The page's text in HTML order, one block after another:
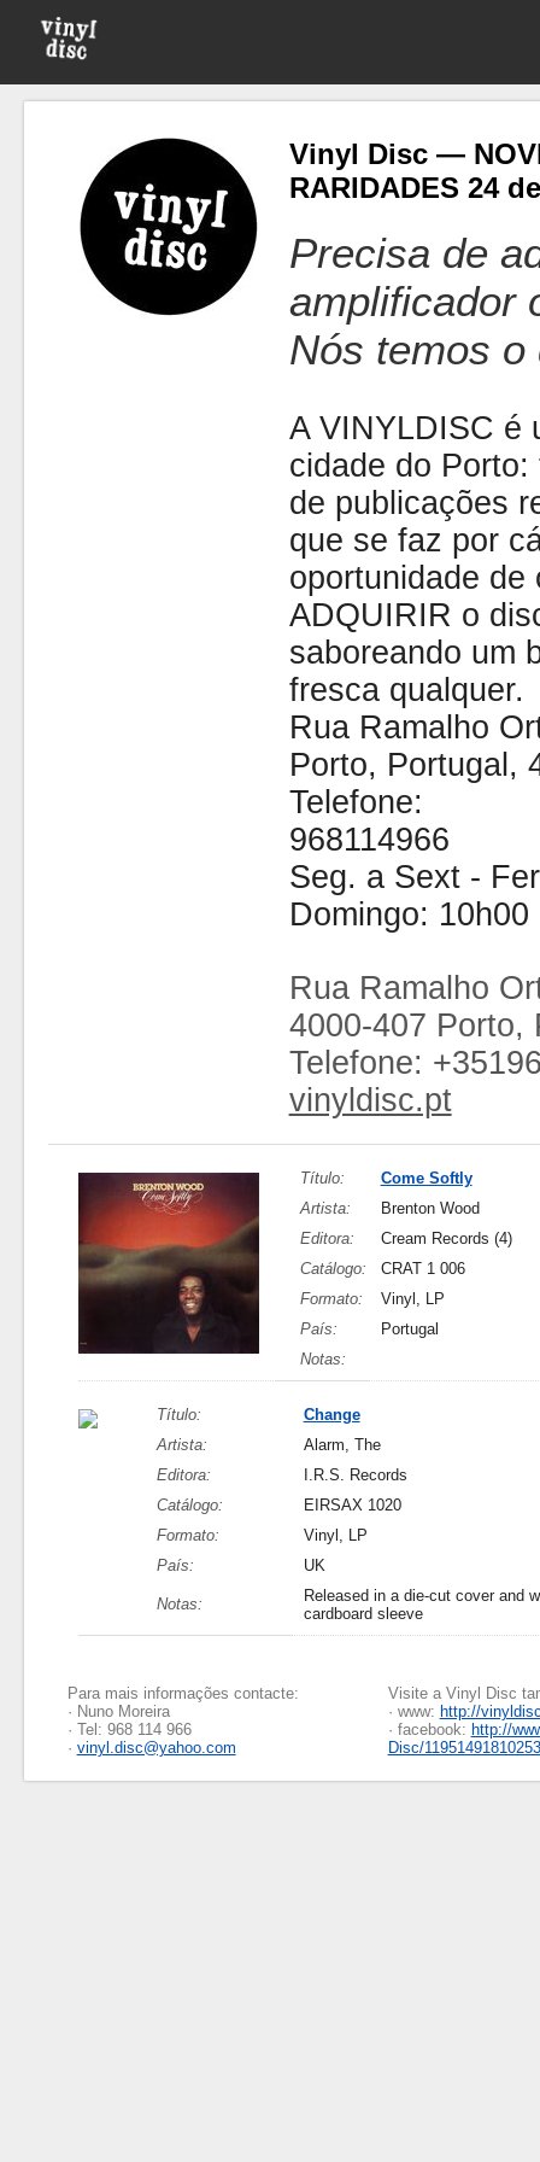
Vinyl Disc —
RARIDADES 24
Precisa de
amplificador
Nós temos o
A VINYLDISC é
cidade do
de publicações
que se faz por
oportunidade de
ADQUIRIR o
saboreando um
fresca qualquer.
Rua Ramalho
Porto, Portugal,
Telefone:
968114966
Seg. a Sext -
Domingo: 10h00
Rua Ramalho
4000-407 Porto,
Telefone:
vinyldisc.pt
Título:
Come Softly
Artista:
Brenton Wood
Editora:
Cream Records (4)
Catálogo:
CRAT 1 006
Formato:
Vinyl, LP
País:
Portugal
Notas:
Título:
Change
Artista:
Alarm, The
Editora:
I.R.S. Records
Catálogo:
EIRSAX 1020
Formato:
Vinyl, LP
País:
UK
Notas:
Released in a die-cut cover and
cardboard sleeve
Para mais informações contacte:
· Nuno Moreira
· Tel: 968 114 966
· vinyl.disc@yahoo.com
Visite a Vinyl Disc
· www: http://
· facebook: http://
Disc/